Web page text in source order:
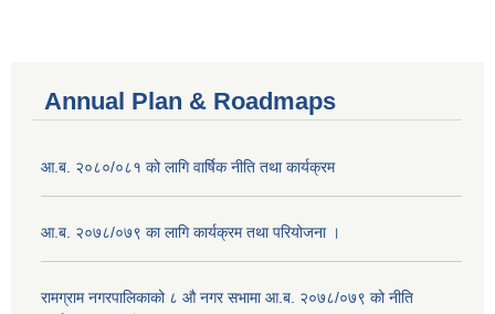
Annual Plan & Roadmaps
आ.ब. २०८०/०८१ को लागि वार्षिक नीति तथा कार्यक्रम
आ.ब. २०७८/०७९ का लागि कार्यक्रम तथा परियोजना ।
‍रामग्राम नगरपालिकाको ८ औ नगर सभामा आ‍.ब. २०७८/०७९ को नीति